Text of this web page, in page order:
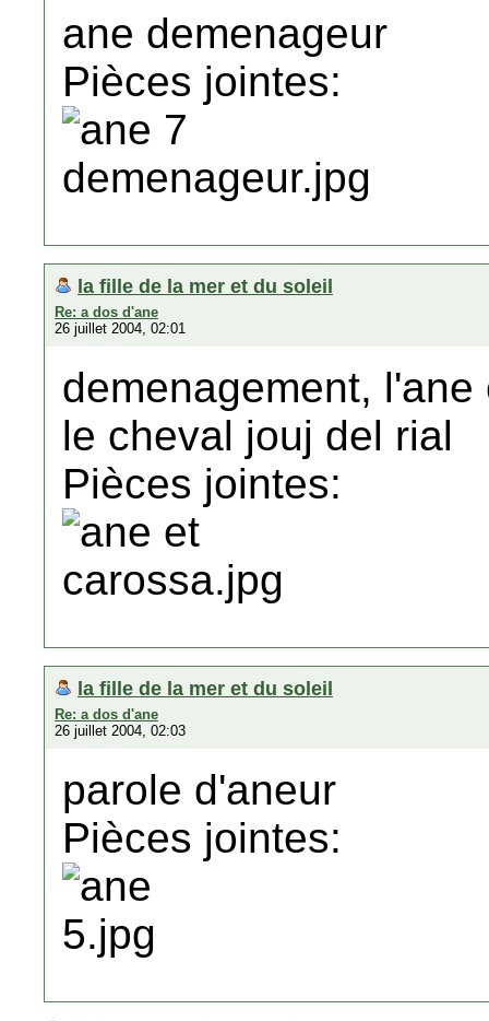
ane demenageur
Pièces jointes:
la fille de la mer et du soleil
Re: a dos d'ane
26 juillet 2004, 02:01
demenagement,
le cheval jouj del rial
Pièces jointes:
la fille de la mer et du soleil
Re: a dos d'ane
26 juillet 2004, 02:03
parole d'aneur
Pièces jointes: